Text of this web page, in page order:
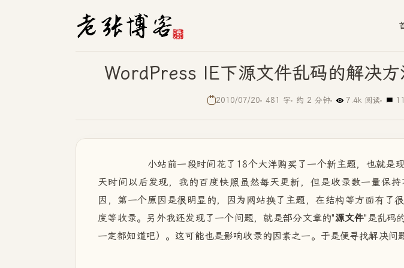
WordPress IE下源文件乱码的解决方
2010/07/20 481 字 约 2 分钟 7.4k 阅读
小站前一段时间花了18个大洋购买了一个新主题，也就是现
天时间以后发现，我的百度快照虽然每天更新，但是收录数一量保
因，第一个原因是很明显的，因为网站换了主题，在结构等方面有了
度等收录。另外我还发现了一个问题，就是部分文章的"源文件"是乱码
一定都知道吧）。这可能也是影响收录的因素之一。于是便寻找解决问